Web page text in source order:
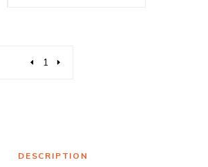
DESCRIPTION